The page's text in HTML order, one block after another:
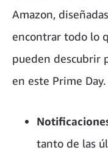
Amazon,
encontrar todo lo
pueden descubrir
en este Prime Day.
tanto de las